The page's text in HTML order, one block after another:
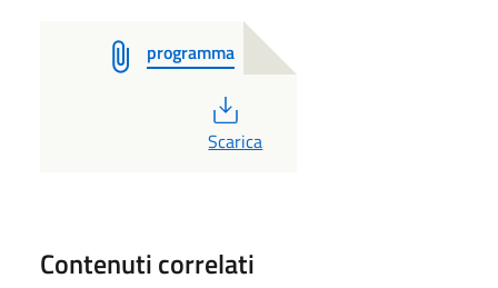
programma
PDF
Scarica
Contenuti correlati